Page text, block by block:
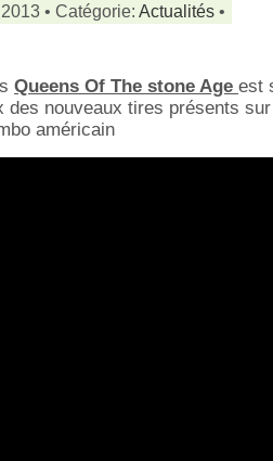
• Catégorie: Actualités •
Queens Of The stone Age est
des nouveaux tires présents
américain